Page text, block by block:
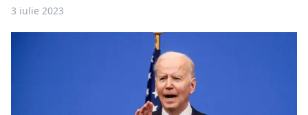
3 iulie 2023